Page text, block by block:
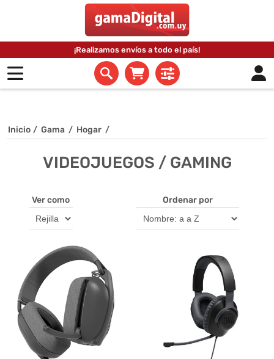
¡Realizamos envíos a todo el país!
Inicio / Gama / Hogar /
VIDEOJUEGOS / GAMING
Ver como Ordenar por